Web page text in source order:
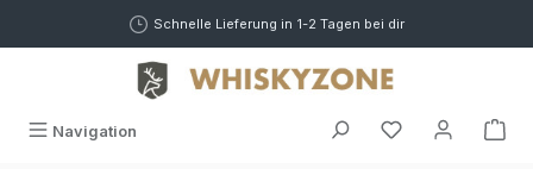
Schnelle Lieferung in 1-2 Tagen bei dir
Navigation